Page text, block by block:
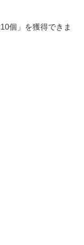
個」を獲得できま